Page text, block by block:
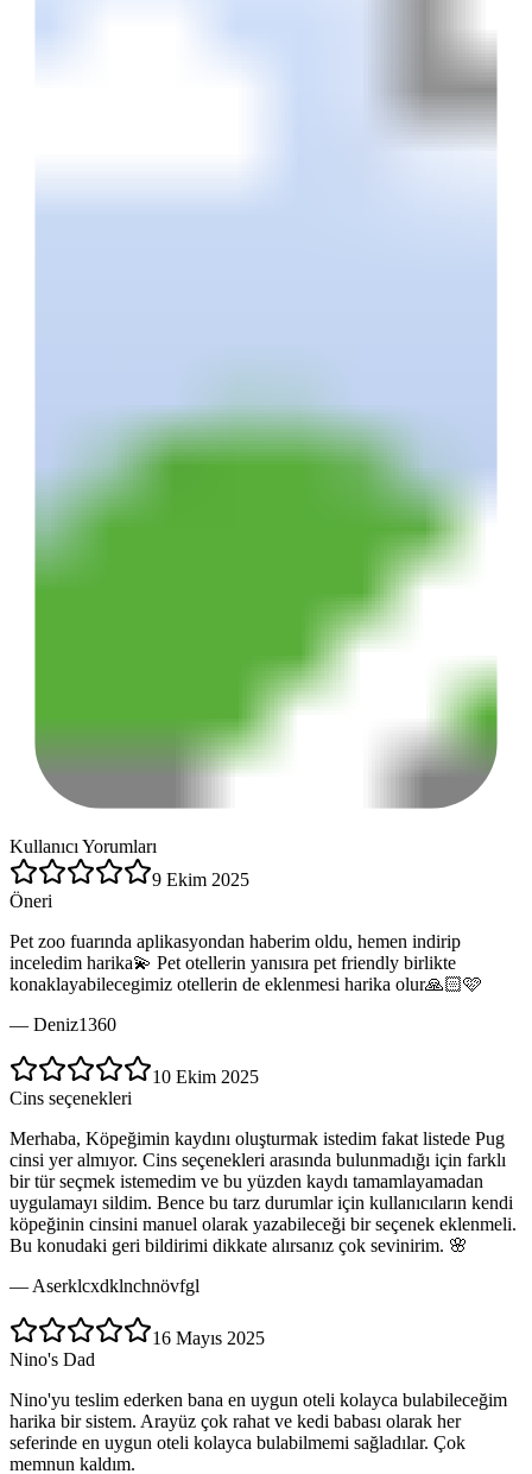
Kullanıcı Yorumları
9 Ekim 2025
Öneri
Pet zoo fuarında aplikasyondan haberim oldu, hemen indirip
inceledim harika💫 Pet otellerin yanısıra pet friendly birlikte
konaklayabilecegimiz otellerin de eklenmesi harika olur🙏🏻🩷
— Deniz1360
10 Ekim 2025
Cins seçenekleri
Merhaba, Köpeğimin kaydını oluşturmak istedim fakat listede Pug
cinsi yer almıyor. Cins seçenekleri arasında bulunmadığı için farklı
bir tür seçmek istemedim ve bu yüzden kaydı tamamlayamadan
uygulamayı sildim. Bence bu tarz durumlar için kullanıcıların kendi
köpeğinin cinsini manuel olarak yazabileceği bir seçenek eklenmeli.
Bu konudaki geri bildirimi dikkate alırsanız çok sevinirim. 🌸
— Aserklcxdklnchnövfgl
16 Mayıs 2025
Nino's Dad
Nino'yu teslim ederken bana en uygun oteli kolayca bulabileceğim
harika bir sistem. Arayüz çok rahat ve kedi babası olarak her
seferinde en uygun oteli kolayca bulabilmemi sağladılar. Çok
memnun kaldım.